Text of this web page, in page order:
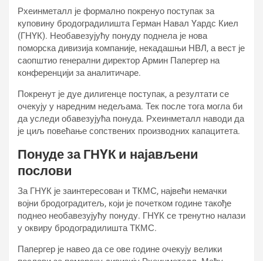
Рхеинметалл је формално покренуо поступак за
куповину бродоградилишта Герман Навал Yардс Киел
(ГНYК). Необавезујућу понуду поднела је нова
поморска дивизија компаније, некадашњи НВЛ, а вест је
саопштио генерални директор Армин Папергер на
конференцији за аналитичаре.
Покренут је дуе дилигенце поступак, а резултати се
очекују у наредним недељама. Тек после тога могла би
да уследи обавезујућа понуда. Рхеинметалл наводи да
је циљ повећање сопствених производних капацитета.
Понуде за ГНYК и најављени
послови
За ГНYК је заинтересован и ТКМС, највећи немачки
војни бродоградитељ, који је почетком године такође
поднео необавезујућу понуду. ГНYК се тренутно налази
у оквиру бродоградилишта ТКМС.
Папергер је навео да се ове године очекују велики